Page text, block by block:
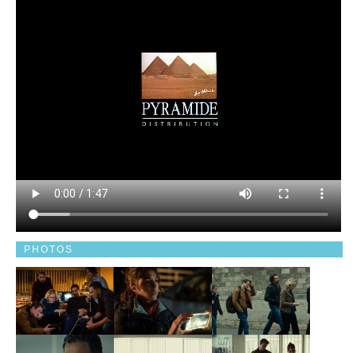
PHOTOS